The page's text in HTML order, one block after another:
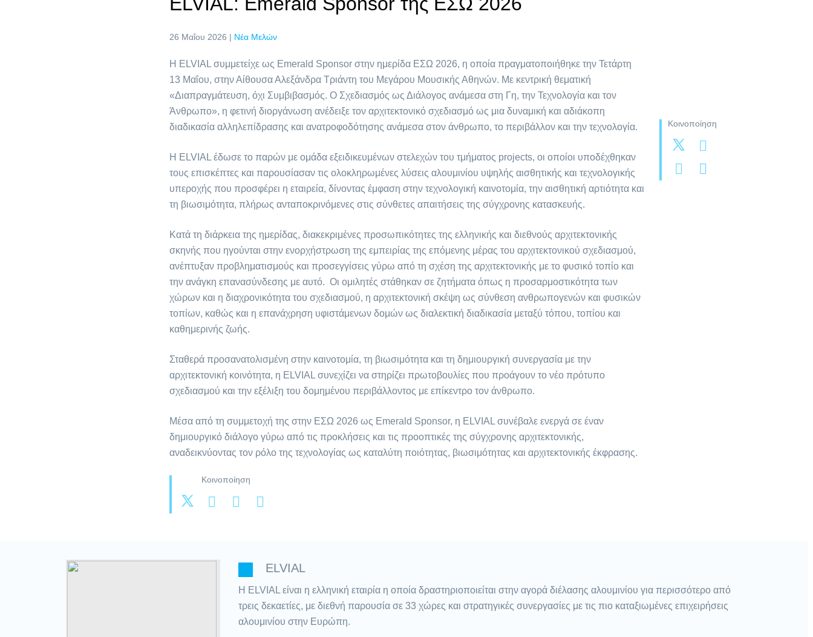
Κοινοποίηση
26 Μαΐου 2026 | Νέα Μελών
Η ELVIAL συμμετείχε ως Emerald Sponsor στην ημερίδα ΕΣΩ 2026, η οποία πραγματοποιήθηκε την Τετάρτη
13 Μαΐου, στην Αίθουσα Αλεξάνδρα Τριάντη του Μεγάρου Μουσικής Αθηνών. Με κεντρική θεματική
«Διαπραγμάτευση, όχι Συμβιβασμός. Ο Σχεδιασμός ως Διάλογος ανάμεσα στη Γη, την Τεχνολογία και τον
Άνθρωπο», η φετινή διοργάνωση ανέδειξε τον αρχιτεκτονικό σχεδιασμό ως μια δυναμική και αδιάκοπη
διαδικασία αλληλεπίδρασης και ανατροφοδότησης ανάμεσα στον άνθρωπο, το περιβάλλον και την τεχνολογία.
Η ELVIAL έδωσε το παρών με ομάδα εξειδικευμένων στελεχών του τμήματος projects, οι οποίοι υποδέχθηκαν
τους επισκέπτες και παρουσίασαν τις ολοκληρωμένες λύσεις αλουμινίου υψηλής αισθητικής και τεχνολογικής
υπεροχής που προσφέρει η εταιρεία, δίνοντας έμφαση στην τεχνολογική καινοτομία, την αισθητική αρτιότητα και
τη βιωσιμότητα, πλήρως ανταποκρινόμενες στις σύνθετες απαιτήσεις της σύγχρονης κατασκευής.
Κατά τη διάρκεια της ημερίδας, διακεκριμένες προσωπικότητες της ελληνικής και διεθνούς αρχιτεκτονικής
σκηνής που ηγούνται στην ενορχήστρωση της εμπειρίας της επόμενης μέρας του αρχιτεκτονικού σχεδιασμού,
ανέπτυξαν προβληματισμούς και προσεγγίσεις γύρω από τη σχέση της αρχιτεκτονικής με το φυσικό τοπίο και
την ανάγκη επανασύνδεσης με αυτό. Οι ομιλητές στάθηκαν σε ζητήματα όπως η προσαρμοστικότητα των
χώρων και η διαχρονικότητα του σχεδιασμού, η αρχιτεκτονική σκέψη ως σύνθεση ανθρωπογενών και φυσικών
τοπίων, καθώς και η επανάχρηση υφιστάμενων δομών ως διαλεκτική διαδικασία μεταξύ τόπου, τοπίου και
καθημερινής ζωής.
Σταθερά προσανατολισμένη στην καινοτομία, τη βιωσιμότητα και τη δημιουργική συνεργασία με την
αρχιτεκτονική κοινότητα, η ELVIAL συνεχίζει να στηρίζει πρωτοβουλίες που προάγουν το νέο πρότυπο
σχεδιασμού και την εξέλιξη του δομημένου περιβάλλοντος με επίκεντρο τον άνθρωπο.
Μέσα από τη συμμετοχή της στην ΕΣΩ 2026 ως Emerald Sponsor, η ELVIAL συνέβαλε ενεργά σε έναν
δημιουργικό διάλογο γύρω από τις προκλήσεις και τις προοπτικές της σύγχρονης αρχιτεκτονικής,
αναδεικνύοντας τον ρόλο της τεχνολογίας ως καταλύτη ποιότητας, βιωσιμότητας και αρχιτεκτονικής έκφρασης.
Κοινοποίηση
ELVIAL
H ELVIAL είναι η ελληνική εταιρία η οποία δραστηριοποιείται στην αγορά διέλασης αλουμινίου για περισσότερο από
τρεις δεκαετίες, με διεθνή παρουσία σε 33 χώρες και στρατηγικές συνεργασίες με τις πιο καταξιωμένες επιχειρήσεις
αλουμινίου στην Ευρώπη.